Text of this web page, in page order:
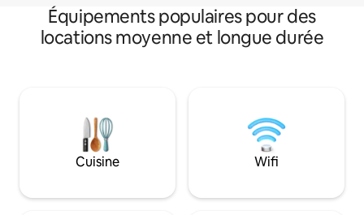
Équipements populaires pour des
locations moyenne et longue durée
Cuisine Wifi